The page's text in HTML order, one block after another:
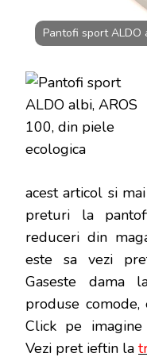
Pantofi sport ALDO
acest articol si
preturi la
reduceri din
este sa vezi
Gaseste dama
produse
Click pe
Vezi pret ieftin la